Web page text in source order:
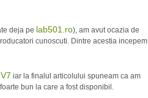
deja pe lab501.ro), am avut ocazia de
cunoscuti. Dintre acestia incepem
iar la finalul articolului spuneam ca am
bun la care a fost disponibil.